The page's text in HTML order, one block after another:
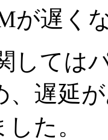
が遅く
しては
、遅延
た。